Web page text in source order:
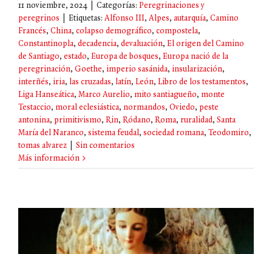
11 noviembre, 2024 Categorías: Peregrinaciones y
peregrinos
Etiquetas: Alfonso III, Alpes, autarquía, Camino
Francés, China, colapso demográfico, compostela,
Constantinopla, decadencia, devaluación, El origen del Camino
de Santiago, estado, Europa de bosques, Europa nació de la
peregrinación, Goethe, imperio sasánida, insularización,
interñés, iria, las cruzadas, latín, León, Libro de los testamentos,
Liga Hanseática, Marco Aurelio, mito santiagueño, monte
Testaccio, moral eclesiástica, normandos, Oviedo, peste
antonina, primitivismo, Rin, Ródano, Roma, ruralidad, Santa
María del Naranco, sistema feudal, sociedad romana, Teodomiro,
tomas alvarez
Sin comentarios
Más información